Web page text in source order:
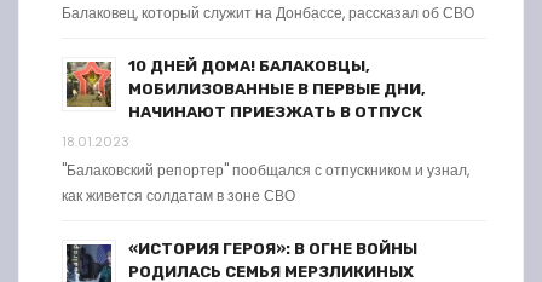
Балаковец, который служит на Донбассе, рассказал об СВО
10 ДНЕЙ ДОМА! БАЛАКОВЦЫ,
МОБИЛИЗОВАННЫЕ В ПЕРВЫЕ ДНИ,
НАЧИНАЮТ ПРИЕЗЖАТЬ В ОТПУСК
18.01.2023
"Балаковский репортер" пообщался с отпускником и узнал,
как живется солдатам в зоне СВО
«ИСТОРИЯ ГЕРОЯ»: В ОГНЕ ВОЙНЫ
РОДИЛАСЬ СЕМЬЯ МЕРЗЛИКИНЫХ